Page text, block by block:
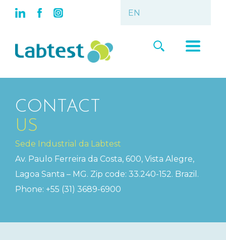
CONTACT
US
Sede Industrial da Labtest
Av. Paulo Ferreira da Costa, 600, Vista Alegre,
Lagoa Santa – MG. Zip code: 33.240-152. Brazil.
Phone: +55 (31) 3689-6900